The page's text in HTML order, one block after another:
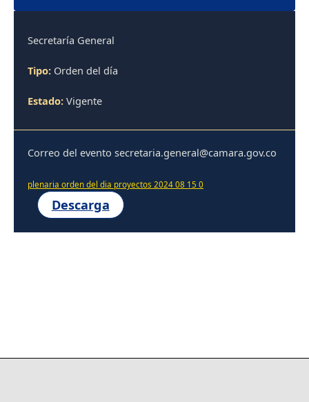
Secretaría General
Tipo: Orden del día
Estado: Vigente
Correo del evento secretaria.general@camara.gov.co
plenaria orden del dia proyectos 2024 08 15 0
Descarga